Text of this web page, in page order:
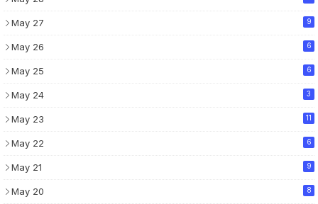
May 27 9
May 26 6
May 25 6
May 24 3
May 23 11
May 22 6
May 21 9
May 20 8